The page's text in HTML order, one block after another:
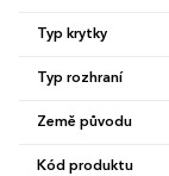
Typ krytky
Typ rozhraní
Země původu
Kód produktu